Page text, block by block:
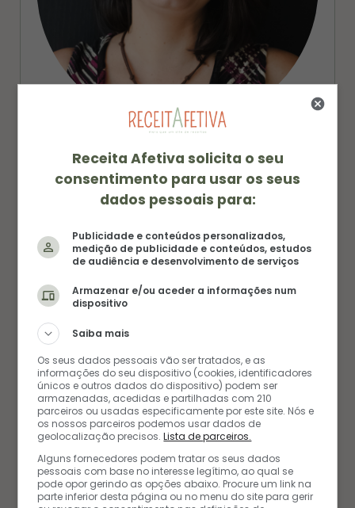
Sou Amanda, apaixonada por sabores e
histórias. No Receita Afetiva, transformo
ingredientes em memórias e compartilho
SAIBA MAIS
I
s
t
a
g
r
a
P
n
t
e
r
e
s
FAÇA PARTE
Receita Afetiva solicita o seu
consentimento para usar os seus
dados pessoais para:
Publicidade e conteúdos personalizados,
medição de publicidade e conteúdos, estudos
de audiência e desenvolvimento de serviços
Armazenar e/ou aceder a informações num
dispositivo
Saiba mais
Os seus dados pessoais vão ser tratados, e as
informações do seu dispositivo (cookies, identificadores
únicos e outros dados do dispositivo) podem ser
armazenadas, acedidas e partilhadas com 210
parceiros ou usadas especificamente por este site. Nós e
os nossos parceiros podemos usar dados de
geolocalização precisos.Lista de parceiros.
Alguns fornecedores podem tratar os seus dados
pessoais com base no interesse legítimo, ao qual se
pode opor gerindo as opções abaixo. Procure um link na
parte inferior desta página ou no menu do site para gerir